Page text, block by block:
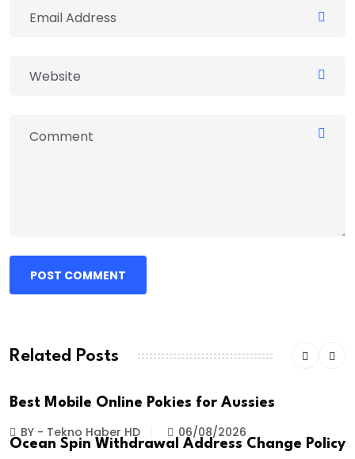
POST COMMENT
Related Posts
Best Mobile Online Pokies for Aussies
BY - Tekno Haber HD 06/08/2026
Ocean Spin Withdrawal Address Change Policy